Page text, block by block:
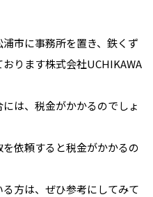
市に事務所を置き、鉄くず
ります株式会社UCHIKAWA
は、税金がかかるのでしょ
依頼すると税金がかかるの
方は、ぜひ参考にしてみて